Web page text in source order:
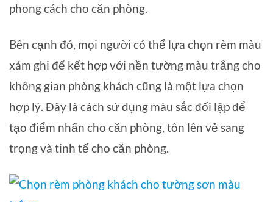
phong cách cho căn phòng.
Bên cạnh đó, mọi người có thể lựa chọn rèm màu
xám ghi để kết hợp với nền tường màu trắng cho
không gian phòng khách cũng là một lựa chọn
hợp lý. Đây là cách sử dụng màu sắc đối lập để
tạo điểm nhấn cho căn phòng, tôn lên vẻ sang
trọng và tinh tế cho căn phòng.